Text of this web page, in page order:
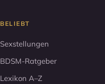
BELIEBT
Sexstellungen
BDSM-Ratgeber
Lexikon A–Z